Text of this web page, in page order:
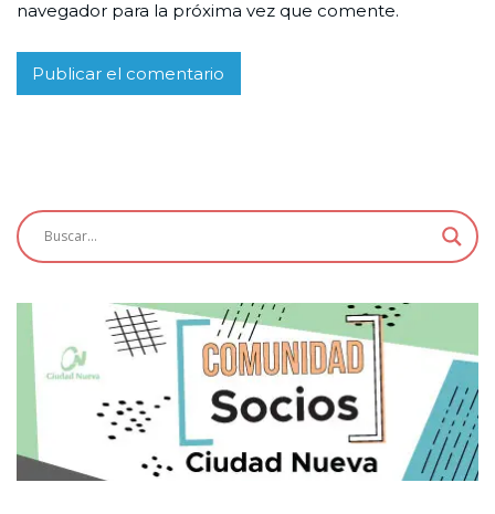
navegador para la próxima vez que comente.